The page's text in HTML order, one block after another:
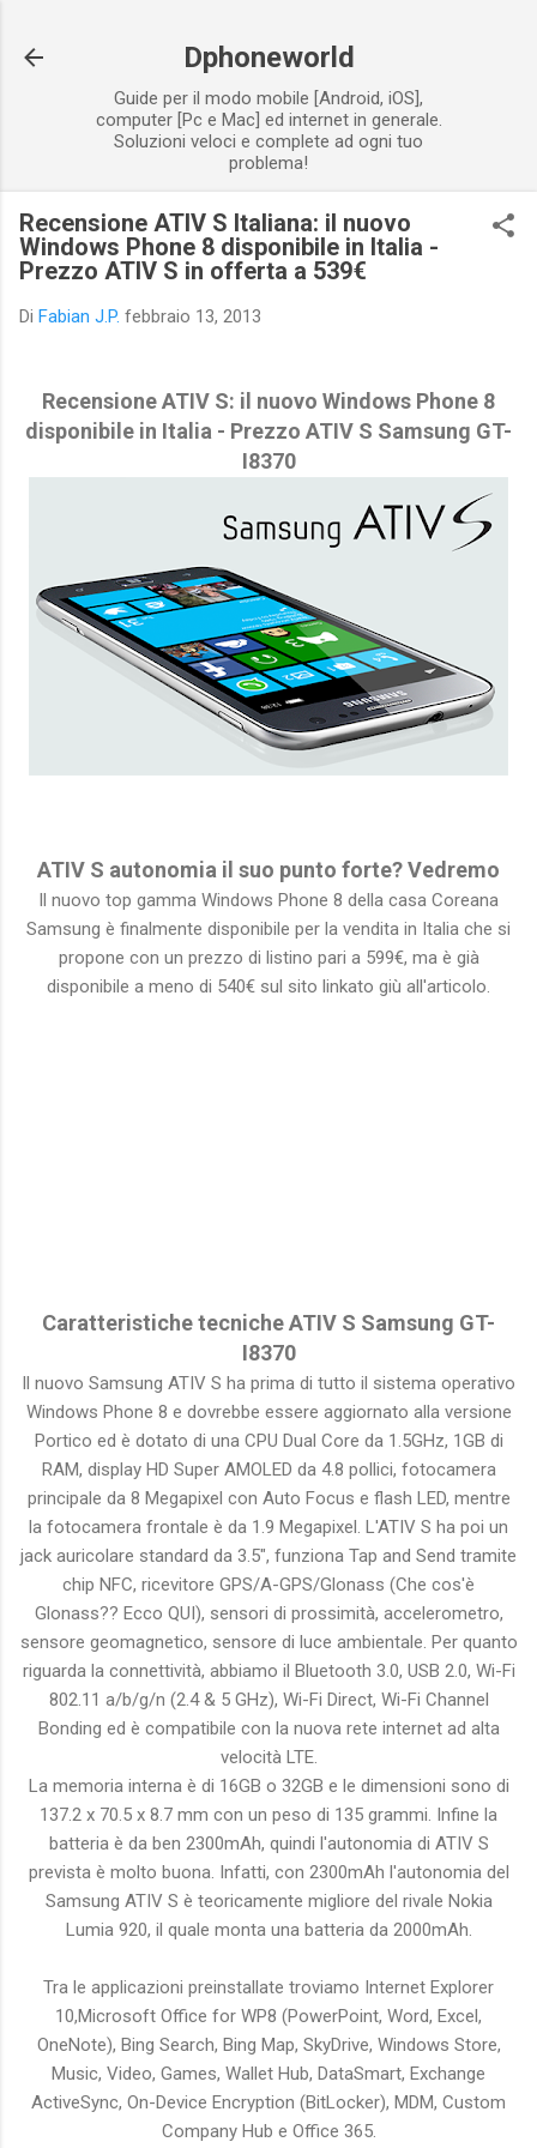
Dphoneworld
Guide per il modo mobile [Android, iOS],
computer [Pc e Mac] ed internet in generale.
Soluzioni veloci e complete ad ogni tuo
problema!
Recensione ATIV S Italiana: il nuovo
Windows Phone 8 disponibile in Italia -
Prezzo ATIV S in offerta a 539€
Di Fabian J.P. febbraio 13, 2013
Recensione ATIV S: il nuovo Windows Phone 8
disponibile in Italia - Prezzo ATIV S Samsung GT-
I8370
ATIV S autonomia il suo punto forte? Vedremo
Il nuovo top gamma Windows Phone 8 della casa Coreana
Samsung è finalmente disponibile per la vendita in Italia che si
propone con un prezzo di listino pari a 599€, ma è già
disponibile a meno di 540€ sul sito linkato giù all'articolo.
Caratteristiche tecniche ATIV S Samsung GT-
I8370
Il nuovo Samsung ATIV S ha prima di tutto il sistema operativo
Windows Phone 8 e dovrebbe essere aggiornato alla versione
Portico ed è dotato di una CPU Dual Core da 1.5GHz, 1GB di
RAM, display HD Super AMOLED da 4.8 pollici, fotocamera
principale da 8 Megapixel con Auto Focus e flash LED, mentre
la fotocamera frontale è da 1.9 Megapixel. L'ATIV S ha poi un
jack auricolare standard da 3.5", funziona Tap and Send tramite
chip NFC, ricevitore GPS/A-GPS/Glonass (Che cos'è
Glonass?? Ecco QUI), sensori di prossimità, accelerometro,
sensore geomagnetico, sensore di luce ambientale. Per quanto
riguarda la connettività, abbiamo il Bluetooth 3.0, USB 2.0, Wi-Fi
802.11 a/b/g/n (2.4 & 5 GHz), Wi-Fi Direct, Wi-Fi Channel
Bonding ed è compatibile con la nuova rete internet ad alta
velocità LTE.
La memoria interna è di 16GB o 32GB e le dimensioni sono di
137.2 x 70.5 x 8.7 mm con un peso di 135 grammi. Infine la
batteria è da ben 2300mAh, quindi l'autonomia di ATIV S
prevista è molto buona. Infatti, con 2300mAh l'autonomia del
Samsung ATIV S è teoricamente migliore del rivale Nokia
Lumia 920, il quale monta una batteria da 2000mAh.
Tra le applicazioni preinstallate troviamo Internet Explorer
10,Microsoft Office for WP8 (PowerPoint, Word, Excel,
OneNote), Bing Search, Bing Map, SkyDrive, Windows Store,
Music, Video, Games, Wallet Hub, DataSmart, Exchange
ActiveSync, On-Device Encryption (BitLocker), MDM, Custom
Company Hub e Office 365.